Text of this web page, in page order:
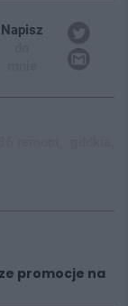
Napisz
promocje na